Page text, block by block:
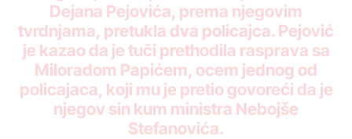
Dejana Pejovića, prema njegovim
tvrdnjama, pretukla dva policajca. Pejović
je kazao da je tuči prethodila rasprava sa
Miloradom Papićem, ocem jednog od
policajaca, koji mu je pretio govoreći da je
njegov sin kum ministra Nebojše
Stefanovića.